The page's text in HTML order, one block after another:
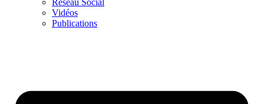
Réseau Social
Vidéos
Publications